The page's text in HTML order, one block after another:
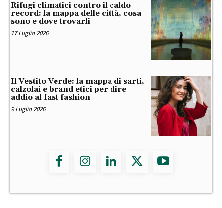
Rifugi climatici contro il caldo
record: la mappa delle città, cosa
sono e dove trovarli
17 Luglio 2026
Il Vestito Verde: la mappa di sarti,
calzolai e brand etici per dire
addio al fast fashion
9 Luglio 2026